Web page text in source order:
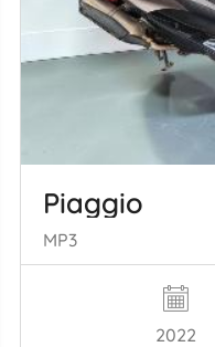
Piaggio
MP3
2022